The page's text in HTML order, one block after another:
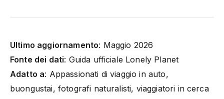
Ultimo aggiornamento: Maggio 2026
Fonte dei dati: Guida ufficiale Lonely Planet
Adatto a: Appassionati di viaggio in auto,
buongustai, fotografi naturalisti, viaggiatori in cerca